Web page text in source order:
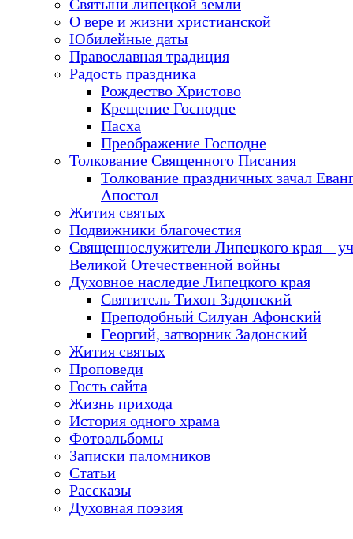
Святыни липецкой земли
О вере и жизни христианской
Юбилейные даты
Православная традиция
Радость праздника
Рождество Христово
Крещение Господне
Пасха
Преображение Господне
Толкование Священного Писания
Толкование праздничных зачал
Апостол
Жития святых
Подвижники благочестия
Священнослужители Липецкого края –
Великой Отечественной войны
Духовное наследие Липецкого края
Святитель Тихон Задонский
Преподобный Силуан Афонский
Георгий, затворник Задонский
Жития святых
Проповеди
Гость сайта
Жизнь прихода
История одного храма
Фотоальбомы
Записки паломников
Статьи
Рассказы
Духовная поэзия